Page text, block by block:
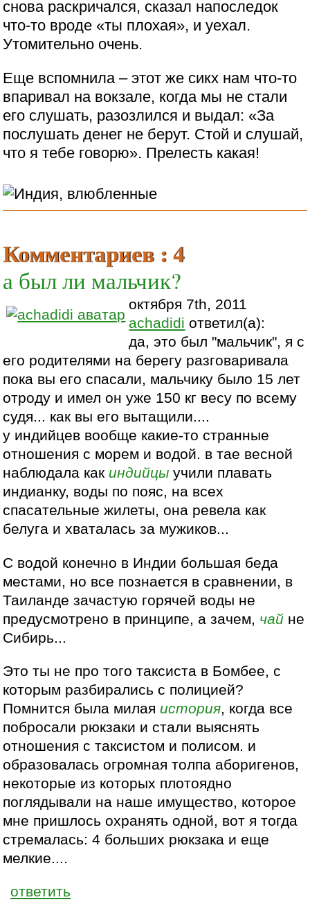
снова раскричался, сказал напоследок
что-то вроде «ты плохая», и уехал.
Утомительно очень.
Еще вспомнила – этот же сикх нам что-то
впаривал на вокзале, когда мы не стали
его слушать, разозлился и выдал: «За
послушать денег не берут. Стой и слушай,
что я тебе говорю». Прелесть какая!
Комментариев : 4
а был ли мальчик?
октября 7th, 2011
achadidi ответил(а):
да, это был "мальчик", я с
его родителями на берегу разговаривала
пока вы его спасали, мальчику было 15 лет
отроду и имел он уже 150 кг весу по всему
судя... как вы его вытащили....
у индийцев вообще какие-то странные
отношения с морем и водой. в тае весной
наблюдала как индийцы учили плавать
индианку, воды по пояс, на всех
спасательные жилеты, она ревела как
белуга и хваталась за мужиков...
С водой конечно в Индии большая беда
местами, но все познается в сравнении, в
Таиланде зачастую горячей воды не
предусмотрено в принципе, а зачем, чай не
Сибирь...
Это ты не про того таксиста в Бомбее, с
которым разбирались с полицией?
Помнится была милая история, когда все
побросали рюкзаки и стали выяснять
отношения с таксистом и полисом. и
образовалась огромная толпа аборигенов,
некоторые из которых плотоядно
поглядывали на наше имущество, которое
мне пришлось охранять одной, вот я тогда
стремалась: 4 больших рюкзака и еще
мелкие....
ответить